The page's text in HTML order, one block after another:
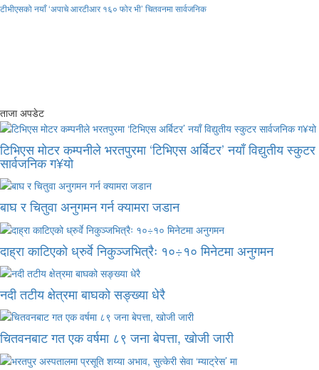
टीभीएसको नयाँ ‘अपाचे आरटीआर १६० फोर भी’ चितवनमा सार्वजनिक
ताजा अपडेट
टिभिएस मोटर कम्पनीले भरतपुरमा ‘टिभिएस अर्बिटर’ नयाँ विद्युतीय स्कुटर
सार्वजनिक ग¥यो
बाघ र चितुवा अनुगमन गर्न क्यामरा जडान
दाह्रा काटिएको ध्रुर्वे निकुञ्जभित्रैः १०÷१० मिनेटमा अनुगमन
नदी तटीय क्षेत्रमा बाघको सङ्ख्या धेरै
चितवनबाट गत एक वर्षमा ८९ जना बेपत्ता, खोजी जारी